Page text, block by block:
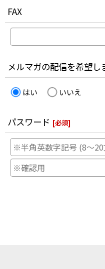
FAX
メルマガの配信を希望し
はい いいえ
パスワード [必須]